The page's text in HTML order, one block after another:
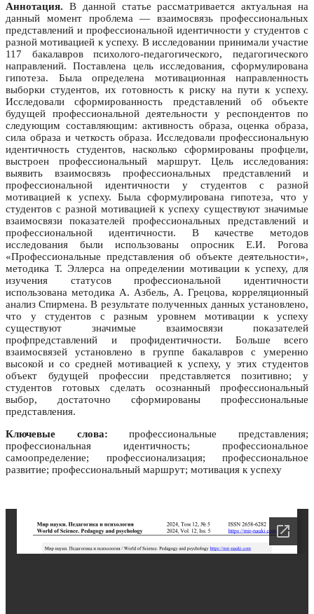
Аннотация. В данной статье рассматривается актуальная на
данный момент проблема — взаимосвязь профессиональных
представлений и профессиональной идентичности у студентов с
разной мотивацией к успеху. В исследовании принимали участие
117 бакалавров психолого-педагогического, педагогического
направлений. Поставлена цель исследования, сформулирована
гипотеза. Была определена мотивационная направленность
выборки студентов, их готовность к риску на пути к успеху.
Исследовали сформированность представлений об объекте
будущей профессиональной деятельности у респондентов по
следующим составляющим: активность образа, оценка образа,
сила образа и четкость образа. Исследовали профессиональную
идентичность студентов, насколько сформированы профцели,
выстроен профессиональный маршрут. Цель исследования:
выявить взаимосвязь профессиональных представлений и
профессиональной идентичности у студентов с разной
мотивацией к успеху. Была сформулирована гипотеза, что у
студентов с разной мотивацией к успеху существуют значимые
взаимосвязи показателей профессиональных представлений и
профессиональной идентичности. В качестве методов
исследования были использованы опросник Е.И. Рогова
«Профессиональные представления об объекте деятельности»,
методика Т. Эллерса на определении мотивации к успеху, для
изучения статусов профессиональной идентичности
использована методика А. Азбель, А. Грецова, корреляционный
анализ Спирмена. В результате полученных данных установлено,
что у студентов с разным уровнем мотивации к успеху
существуют значимые взаимосвязи показателей
профпредставлений и профидентичности. Больше всего
взаимосвязей установлено в группе бакалавров с умеренно
высокой и со средней мотивацией к успеху, у этих студентов
объект будущей профессии представляется позитивно; у
студентов готовых сделать осознанный профессиональный
выбор, достаточно сформированы профессиональные
представления.
Ключевые слова: профессиональные представления;
профессиональная идентичность; профессиональное
самоопределение; профессионализация; профессиональное
развитие; профессиональный маршрут; мотивация к успеху